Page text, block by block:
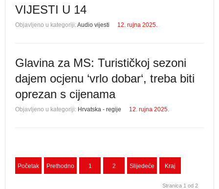
VIJESTI U 14
Objavljeno u kategoriji:Audio vijesti 12. rujna 2025.
Glavina za MS: Turističkoj sezoni
dajem ocjenu ‘vrlo dobar‘, treba biti
oprezan s cijenama
Objavljeno u kategoriji: Hrvatska - regije 12. rujna 2025.
Početak Prethodno 1 2 Slijedeće Kraj
Stranica 1 od 2